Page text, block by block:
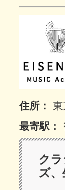
住所：
最寄駅：
ク
ズ